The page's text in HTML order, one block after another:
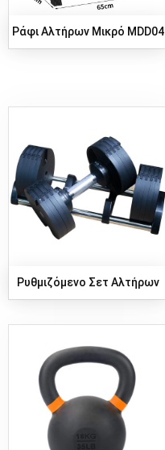
Ράφι Αλτήρων Μικρό MDD04
Ρυθμιζόμενο Σετ Αλτήρων